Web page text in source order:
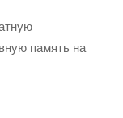
память на